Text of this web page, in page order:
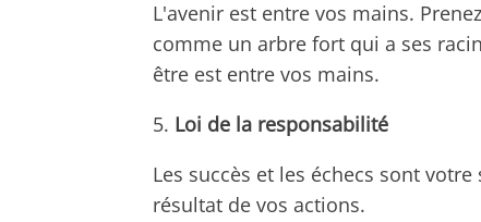
L'avenir est entre vos mains.
comme un arbre fort qui a ses
être est entre vos mains.
5. Loi de la responsabilité
Les succès et les échecs sont
résultat de vos actions.